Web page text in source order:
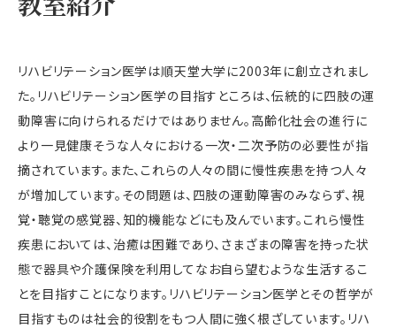
リハビリテーション医学は順天堂大学に2003年に創立されまし
た。リハビリテーション医学の目指すところは、伝統的に四肢の運
動障害に向けられるだけではありません。高齢化社会の進行に
より一見健康そうな人々における一次・二次予防の必要性が指
摘されています。また、これらの人々の間に慢性疾患を持つ人々
が増加しています。その問題は、四肢の運動障害のみならず、視
覚・聴覚の感覚器、知的機能などにも及んでいます。これら慢性
疾患においては、治癒は困難であり、さまざまの障害を持った状
態で器具や介護保険を利用してなお自ら望むような生活するこ
とを目指すことになります。リハビリテーション医学とその哲学が
目指すものは社会的役割をもつ人間に強く根ざしています。リハ